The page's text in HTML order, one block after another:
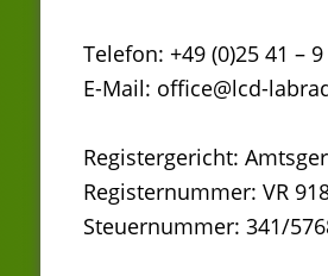
Telefon: +49 (0)25 41 –
E-Mail: office@lcd-
Registergericht:
Registernummer: VR
Steuernummer: 341/